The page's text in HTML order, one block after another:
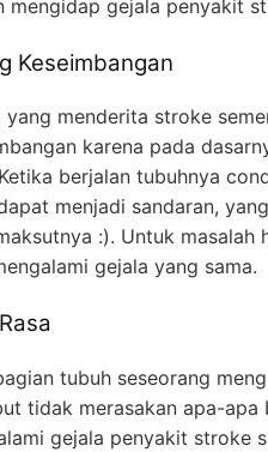
mengidap gejala penyakit
Keseimbangan
yang menderita stroke
karena pada
berjalan tubuhnya
menjadi sandaran,
:). Untuk masalah
gejala yang sama.
tubuh seseorang
tidak merasakan apa-apa
gejala penyakit stroke